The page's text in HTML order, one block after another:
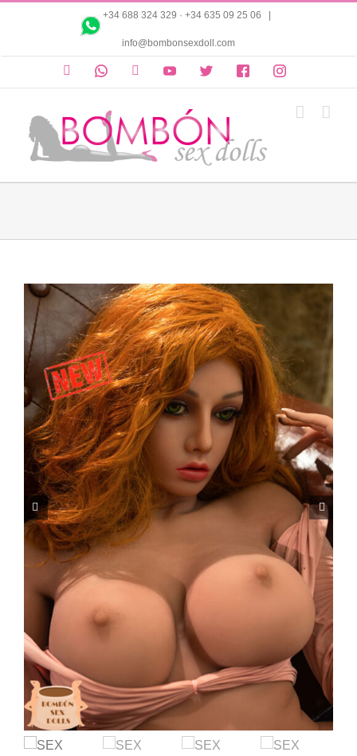
+34 688 324 329 ·+34 635 09 25 06
info@bombonsexdoll.com
CuentaWhatsapp CorreoYoutubeTwitter FacebookInstagram